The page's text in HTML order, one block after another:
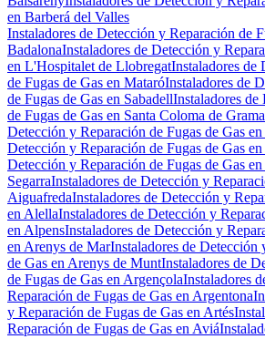
en Barberá del Valles
Instaladores de Detección y Reparación de
BadalonaInstaladores de Detección y
en L'Hospitalet de LlobregatInstaladores de
de Fugas de Gas en MataróInstaladores de
de Fugas de Gas en SabadellInstaladores de
de Fugas de Gas en Santa Coloma de
Detección y Reparación de Fugas de Gas en
Detección y Reparación de Fugas de Gas
Detección y Reparación de Fugas de Gas
SegarraInstaladores de Detección y
AiguafredaInstaladores de Detección y
en AlellaInstaladores de Detección y
en AlpensInstaladores de Detección y
en Arenys de MarInstaladores de Detección
de Gas en Arenys de MuntInstaladores de
de Fugas de Gas en ArgençolaInstaladores
Reparación de Fugas de Gas en Argentona
y Reparación de Fugas de Gas en Artés
Reparación de Fugas de Gas en Aviá